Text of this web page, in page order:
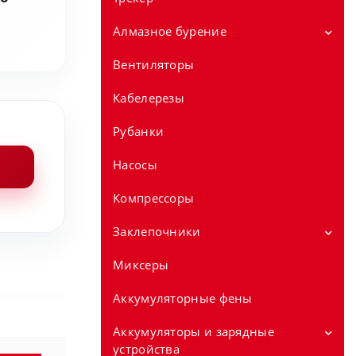
машины 18V
Алмазное бурение
Установки алмазного бурения
Дрели для сухого алмазного
Вентиляторы
Кабелерезы
Рубанки
Насосы
Компрессоры
Заклепочники
Заклепочники аккумуляторные 12v
Заклепочники аккумуляторные 18v
Миксеры
Аккумуляторные фены
Аккумуляторы и зарядные
устройства